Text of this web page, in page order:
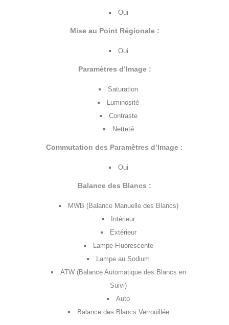
Oui
Mise au Point Régionale :
Oui
Paramètres d’Image :
Saturation
Luminosité
Contraste
Netteté
Commutation des Paramètres d’Image :
Oui
Balance des Blancs :
MWB (Balance Manuelle des Blancs)
Intérieur
Extérieur
Lampe Fluorescente
Lampe au Sodium
ATW (Balance Automatique des Blancs en
Suivi)
Auto
Balance des Blancs Verrouillée